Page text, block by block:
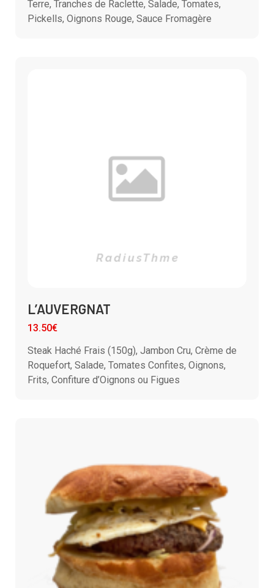
Terre, Tranches de Raclette, Salade, Tomates,
Pickells, Oignons Rouge, Sauce Fromagère
L’AUVERGNAT
13.50€
Steak Haché Frais (150g), Jambon Cru, Crème de
Roquefort, Salade, Tomates Confites, Oignons,
Frits, Confiture d’Oignons ou Figues